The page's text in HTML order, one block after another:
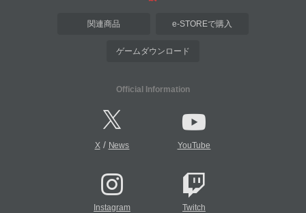
関連商品 e-STOREで購入
ゲームダウンロード
Official Information
X/ News YouTube
Instagram Twitch